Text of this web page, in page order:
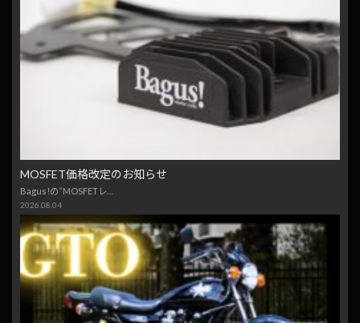
MOSFET価格改定のお知らせ
Bagus!の“MOSFETレ…
2026.08.04